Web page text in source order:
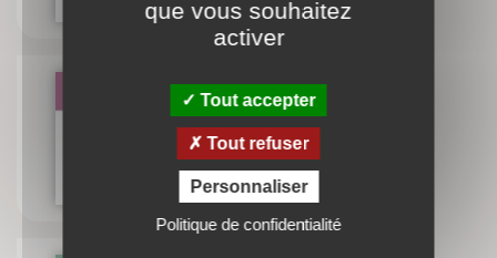
A Dieu le dimanche !
Hélène Bodenez
que vous souhaitez
activer
Tout accepter
Tout refuser
Personnaliser
Politique de confidentialité